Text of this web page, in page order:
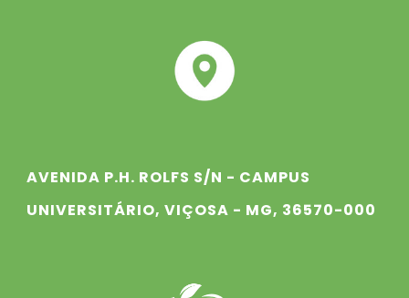
AVENIDA P.H. ROLFS S/N - CAMPUS
UNIVERSITÁRIO, VIÇOSA - MG, 36570-000